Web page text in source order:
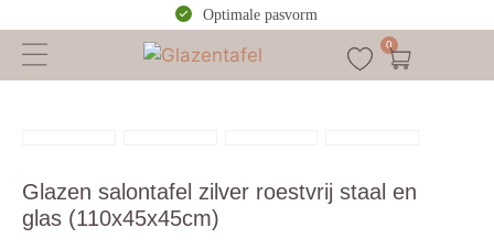
Optimale pasvorm
0
Glazen salontafel zilver roestvrij staal en
glas (110x45x45cm)